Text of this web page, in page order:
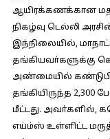
ஆயிரக்கணக்கான
நிகழ்வு டெல்லி
இந்நிலையில்,
தங்கியவா்களுக்கு
அண்மையில்
தங்கியிருந்த
மீட்டது. அவா்களில்,
எய்ம்ஸ் உள்ளிட்ட